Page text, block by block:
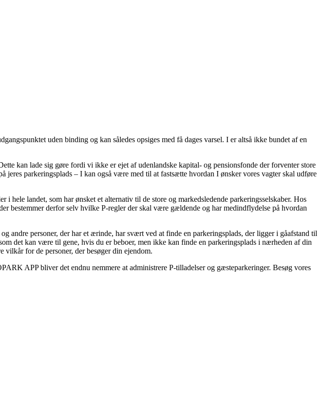
uden binding og kan således opsiges med få dages varsel. I er altså ikke bundet af en
kan lade sig gøre fordi vi ikke er ejet af udenlandske kapital- og pensionsfonde der forventer store
parkeringsplads – I kan også være med til at fastsætte hvordan I ønsker vores vagter skal udføre
hele landet, som har ønsket et alternativ til de store og markedsledende parkeringsselskaber. Hos
bestemmer derfor selv hvilke P-regler der skal være gældende og har medindflydelse på hvordan
andre personer, der har et ærinde, har svært ved at finde en parkeringsplads, der ligger i gåafstand til
det kan være til gene, hvis du er beboer, men ikke kan finde en parkeringsplads i nærheden af din
vilkår for de personer, der besøger din ejendom.
APP bliver det endnu nemmere at administrere P-tilladelser og gæsteparkeringer. Besøg vores